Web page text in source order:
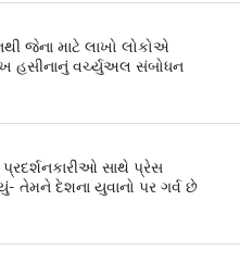
જેના માટે લાખો લોકોએ
હસીનાનું વર્ચ્યુઅલ સંબોધન
સાથે પ્રેસ
તેમને દેશના યુવાનો પર ગર્વ છે